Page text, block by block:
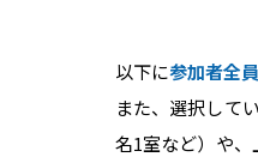
以下に参加者全員
また、選択して
名1室など）や